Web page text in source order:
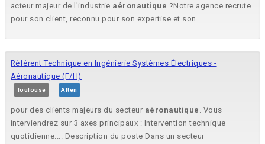
acteur majeur de l'industrie aéronautique ?Notre agence recrute
pour son client, reconnu pour son expertise et son...
Référent Technique en Ingénierie Systèmes Électriques -
Aéronautique (F/H)
Toulouse Alten
pour des clients majeurs du secteur aéronautique . Vous
interviendrez sur 3 axes principaux : Intervention technique
quotidienne.... Description du poste Dans un secteur